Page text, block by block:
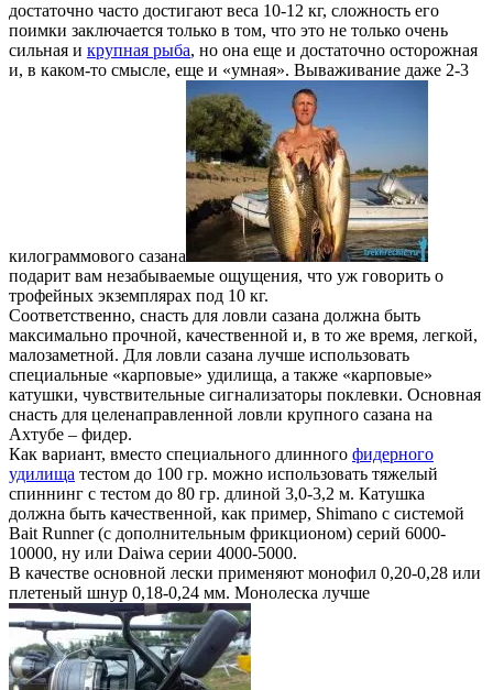
достаточно часто достигают веса 10-12 кг, сложность его
поимки заключается только в том, что это не только очень
сильная и крупная рыба, но она еще и достаточно осторожная
и, в каком-то смысле, еще и «умная». Вываживание даже 2-3
килограммового сазана
подарит вам незабываемые ощущения, что уж говорить о
трофейных экземплярах под 10 кг.
Соответственно, снасть для ловли сазана должна быть
максимально прочной, качественной и, в то же время, легкой,
малозаметной. Для ловли сазана лучше использовать
специальные «карповые» удилища, а также «карповые»
катушки, чувствительные сигнализаторы поклевки. Основная
снасть для целенаправленной ловли крупного сазана на
Ахтубе – фидер.
Как вариант, вместо специального длинного фидерного
удилища тестом до 100 гр. можно использовать тяжелый
спиннинг с тестом до 80 гр. длиной 3,0-3,2 м. Катушка
должна быть качественной, как пример, Shimano с системой
Bait Runner (с дополнительным фрикционом) серий 6000-
10000, ну или Daiwa серии 4000-5000.
В качестве основной лески применяют монофил 0,20-0,28 или
плетеный шнур 0,18-0,24 мм. Монолеска лучше